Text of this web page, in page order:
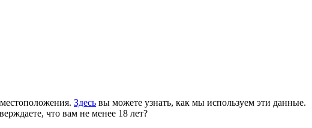
Здесь вы можете узнать, как мы используем эти данные.
что вам не менее 18 лет?